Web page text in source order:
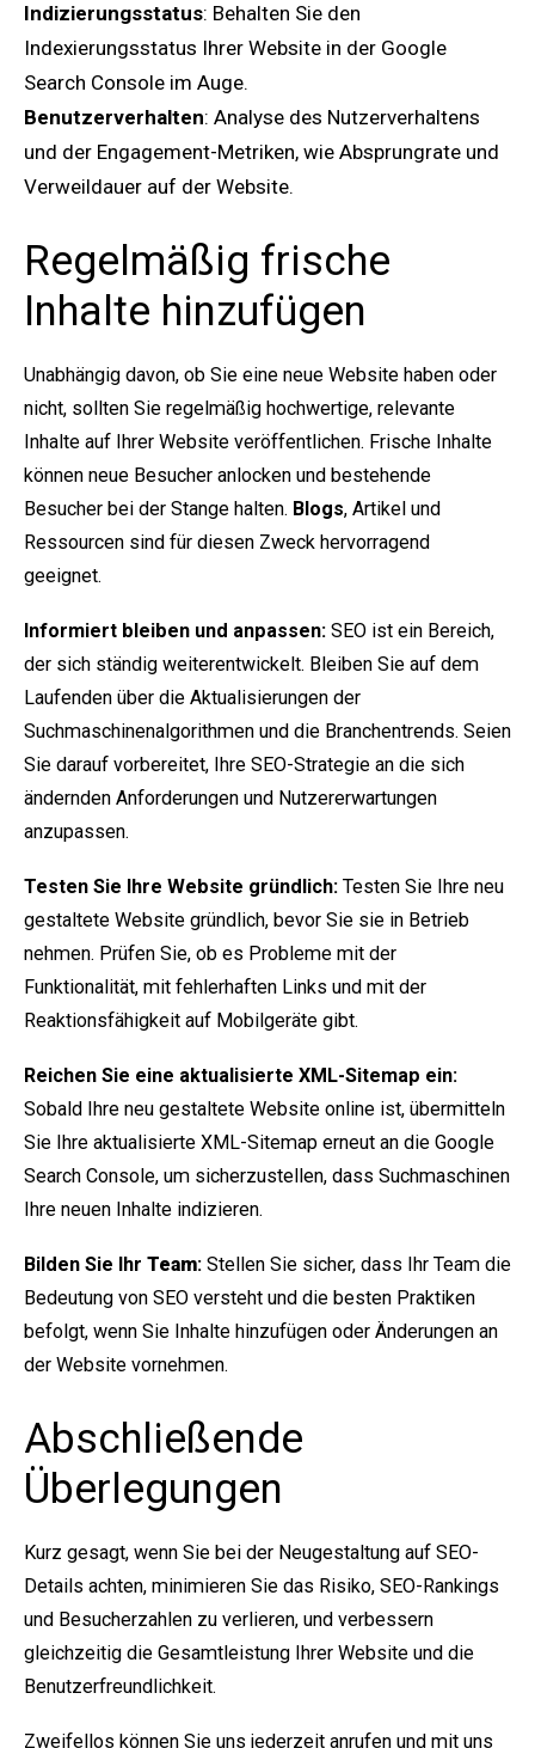
Indizierungsstatus: Behalten Sie den
Indexierungsstatus Ihrer Website in der Google
Search Console im Auge.
Benutzerverhalten: Analyse des Nutzerverhaltens
und der Engagement-Metriken, wie Absprungrate und
Verweildauer auf der Website.
Regelmäßig frische
Inhalte hinzufügen
Unabhängig davon, ob Sie eine neue Website haben oder
nicht, sollten Sie regelmäßig hochwertige, relevante
Inhalte auf Ihrer Website veröffentlichen. Frische Inhalte
können neue Besucher anlocken und bestehende
Besucher bei der Stange halten. Blogs, Artikel und
Ressourcen sind für diesen Zweck hervorragend
geeignet.
Informiert bleiben und anpassen: SEO ist ein Bereich,
der sich ständig weiterentwickelt. Bleiben Sie auf dem
Laufenden über die Aktualisierungen der
Suchmaschinenalgorithmen und die Branchentrends. Seien
Sie darauf vorbereitet, Ihre SEO-Strategie an die sich
ändernden Anforderungen und Nutzererwartungen
anzupassen.
Testen Sie Ihre Website gründlich: Testen Sie Ihre neu
gestaltete Website gründlich, bevor Sie sie in Betrieb
nehmen. Prüfen Sie, ob es Probleme mit der
Funktionalität, mit fehlerhaften Links und mit der
Reaktionsfähigkeit auf Mobilgeräte gibt.
Reichen Sie eine aktualisierte XML-Sitemap ein:
Sobald Ihre neu gestaltete Website online ist, übermitteln
Sie Ihre aktualisierte XML-Sitemap erneut an die Google
Search Console, um sicherzustellen, dass Suchmaschinen
Ihre neuen Inhalte indizieren.
Bilden Sie Ihr Team: Stellen Sie sicher, dass Ihr Team die
Bedeutung von SEO versteht und die besten Praktiken
befolgt, wenn Sie Inhalte hinzufügen oder Änderungen an
der Website vornehmen.
Abschließende
Überlegungen
Kurz gesagt, wenn Sie bei der Neugestaltung auf SEO-
Details achten, minimieren Sie das Risiko, SEO-Rankings
und Besucherzahlen zu verlieren, und verbessern
gleichzeitig die Gesamtleistung Ihrer Website und die
Benutzerfreundlichkeit.
Zweifellos können Sie uns jederzeit anrufen und mit uns